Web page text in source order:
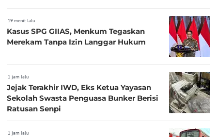
19 menit lalu
Kasus SPG GIIAS, Menkum Tegaskan
Merekam Tanpa Izin Langgar Hukum
1 jam lalu
Jejak Terakhir IWD, Eks Ketua Yayasan
Sekolah Swasta Penguasa Bunker Berisi
Ratusan Senpi
1 jam lalu